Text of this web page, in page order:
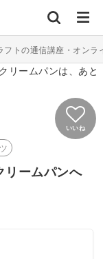
フトの通信講座・オンラ
いいね
リームパンへ